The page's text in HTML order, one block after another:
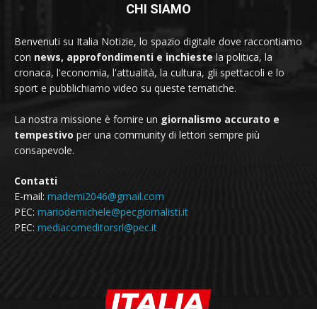
CHI SIAMO
Benvenuti su Italia Notizie, lo spazio digitale dove raccontiamo
con news, approfondimenti e inchieste la politica, la
cronaca, l'economia, l'attualità, la cultura, gli spettacoli e lo
sport e pubblichiamo video su queste tematiche.
La nostra missione è fornire un giornalismo accurato e
tempestivo per una community di lettori sempre più
consapevole.
Contatti
E-mail: mademi2046@gmail.com
PEC: mariodemichele@pecgiornalisti.it
PEC: mediacomeditorsrl@pec.it